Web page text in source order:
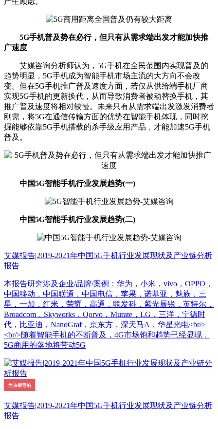
5G手机普及势在必行，但只有从需求端出发才能加快推
广速度
艾媒咨询分析师认为，5G手机在全民范围内实现普及的
趋势明显，5G手机成为智能手机市场主流的大方向不会改
变。但在5G手机推广普及速度方面，若仅从供给端手机厂商
实现5G手机的更新换代，从而导致消费者被动替换手机，其
推广普及速度将相对较慢。未来只有从需求端出发激发消费者
刚需，将5G在通信传输方面的优势在智能手机体现，同时挖
掘能够依靠5G手机搭载的杀手级应用产品，才能加速5G手机
普及。
中国5G智能手机行业发展趋势(一)
中国5G智能手机行业发展趋势(二)
艾媒报告|2019-2021年中国5G手机行业发展现状及产业链分析
报告
本报告研究涉及企业/品牌/案例：华为，小米，vivo，OPPO，
中国移动，中国联通，中国电信，苹果，诺基亚，魅族，三
星，一加，红米，荣耀，高通，联发科，紫光展锐，英特尔，
Broadcom，Skyworks，Qorvo，Murate，LG，三洋，宁德时
代，比亚迪，NanoGraf，京东方，深天马A，华星光电<br/>
<br/>随着智能手机的不断普及，4G市场饱和趋势已经显现，
5G商用的落地将带动5G
艾媒报告|2019-2021年中国5G手机行业发展现状及产业链分析
报告